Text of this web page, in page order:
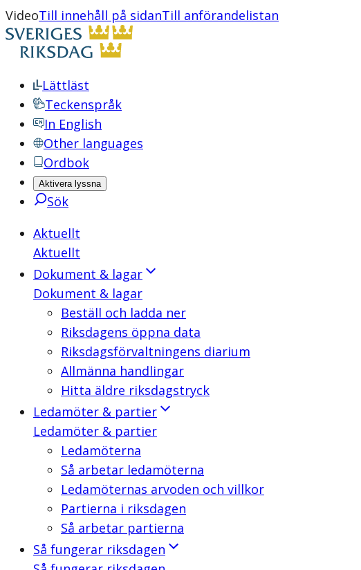
VideoTill innehåll på sidanTill anförandelistan
Lättläst
Teckenspråk
In English
Other languages
Ordbok
Aktivera lyssna
Sök
Aktuellt
Aktuellt
Dokument & lagar
Dokument & lagar
Beställ och ladda ner
Riksdagens öppna data
Riksdagsförvaltningens diarium
Allmänna handlingar
Hitta äldre riksdagstryck
Ledamöter & partier
Ledamöter & partier
Ledamöterna
Så arbetar ledamöterna
Ledamöternas arvoden och villkor
Partierna i riksdagen
Så arbetar partierna
Så fungerar riksdagen